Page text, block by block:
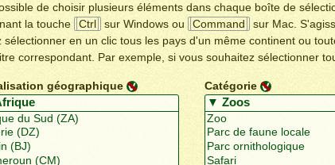
de choisir plusieurs éléments dans chaque boîte de
la touche
Ctrl sur Windows ou Command
sur Mac.
sélectionner en un clic tous les pays d'un même continent ou
correspondant. Par exemple, si vous souhaitez sélectionner
géographique Catégorie